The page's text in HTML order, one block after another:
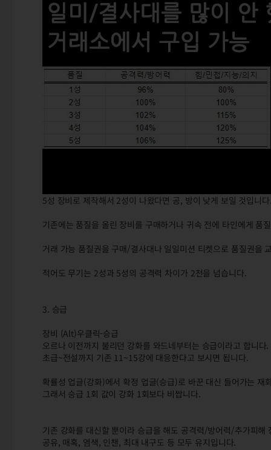
5성 장비로 제작해서 2성이 나왔다면 공, 방이 낮게 보일 것입니
기존에는 품질을 올린 장비를 구매하거나 귀속 전에 타인에게 품
거래 가능 품질권을 구매/결사대나 일일미션 티켓으로 품질권을
적어도 무기는 2성과 5성의 공격력 차이가 2천을 넘습니다.
3. 승급
장비 (Alt)우클릭-승급
오르나 이전까지 불리던 강화를 와드네부터는 승급이라고 합니다.
초급~전설까지 기존 11~15강에 대응한다고 보시면 됩니다.
확률성 업글(강화)에서 확정 업글(승급)로 바꾼 대신 들어가는
그래서 승급 1회 값이 강화 1회보다 비쌉니다.
기존 강화를 대신할 뿐이라 승급을 해도 공격력/방어력/추가피해
공유, 매혹, 염색, 인챈, 최대 내구도 등 모두 유지입니다.